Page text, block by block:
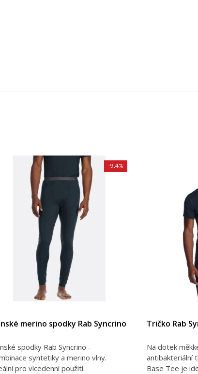
merino spodky Rab Syncrino
spodky Rab Syncrino -
syntetiky a merino vlny.
pro vícedenní použití.
-9,4%
Tričko Rab
Na dotek
antibakteriální
Base Tee je